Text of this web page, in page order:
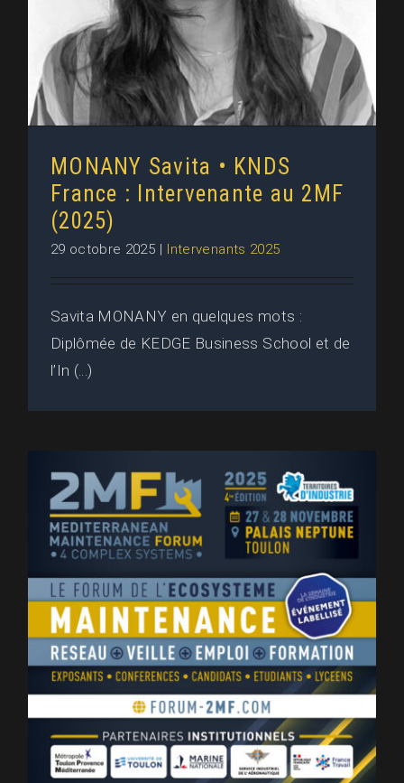
MONANY Savita • KNDS
France : Intervenante au 2MF
(2025)
29 octobre 2025 Intervenants 2025
Savita MONANY en quelques mots :
Diplômée de KEDGE Business School et de
l’In (...)
Dossier de Presse • 2MF 2025 :
Mediterranean Maintenance
Forum